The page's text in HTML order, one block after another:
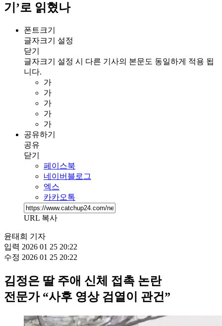
기’로 읽혔나
폰트크기
글자크기 설정
닫기
글자크기 설정 시 다른 기사의 본문도 동일하게 적용 됩
니다.
가
가
가
가
가
공유하기
공유
닫기
페이스북
네이버블로그
엑스
카카오톡
URL 복사
윤태희 기자
입력 2026 01 25 20:22
수정 2026 01 25 20:22
김정은 딸 주애 신체 접촉 논란
전문가 “사후 영상 검열이 관건”